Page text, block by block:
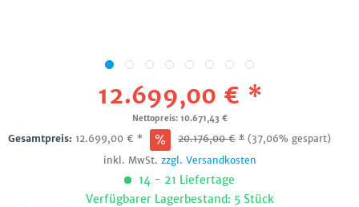
12.699,00 € *
Nettopreis: 10.671,43 €
Gesamtpreis: 12.699,00 € * 20.176,00€ * (37,06% gespart)
inkl. MwSt. zzgl. Versandkosten
14 - 21 Liefertage
Verfügbarer Lagerbestand: 5 Stück